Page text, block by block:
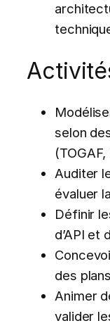
selon
Auditer
évaluer
Définir
d’API et
des
Animer
valider